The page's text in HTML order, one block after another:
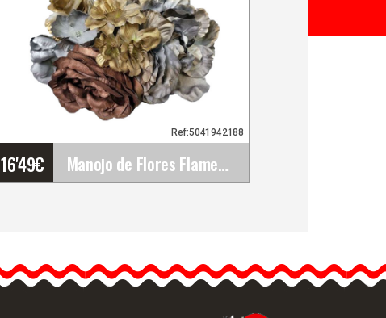
16'49€ Manojo de Flores Flamencas. 42188
Ref:5041942188
Los ramilletes de flamenco
de distintas flores son